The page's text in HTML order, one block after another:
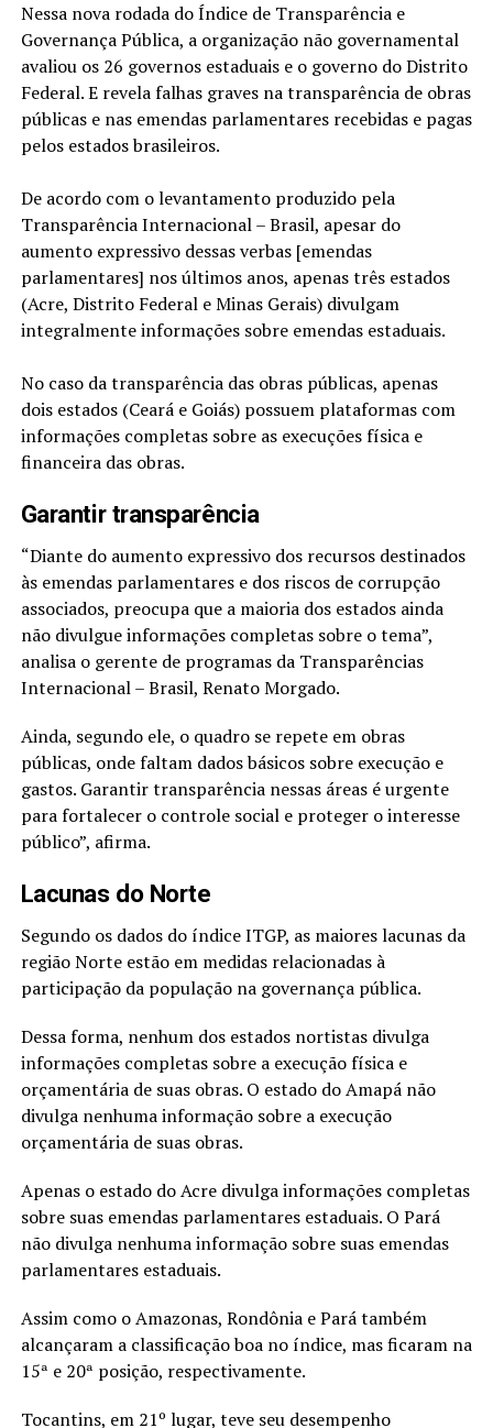
Nessa nova rodada do Índice de Transparência e
Governança Pública, a organização não governamental
avaliou os 26 governos estaduais e o governo do Distrito
Federal. E revela falhas graves na transparência de obras
públicas e nas emendas parlamentares recebidas e pagas
pelos estados brasileiros.
De acordo com o levantamento produzido pela
Transparência Internacional – Brasil, apesar do
aumento expressivo dessas verbas [emendas
parlamentares] nos últimos anos, apenas três estados
(Acre, Distrito Federal e Minas Gerais) divulgam
integralmente informações sobre emendas estaduais.
No caso da transparência das obras públicas, apenas
dois estados (Ceará e Goiás) possuem plataformas com
informações completas sobre as execuções física e
financeira das obras.
Garantir transparência
“Diante do aumento expressivo dos recursos destinados
às emendas parlamentares e dos riscos de corrupção
associados, preocupa que a maioria dos estados ainda
não divulgue informações completas sobre o tema”,
analisa o gerente de programas da Transparências
Internacional – Brasil, Renato Morgado.
Ainda, segundo ele, o quadro se repete em obras
públicas, onde faltam dados básicos sobre execução e
gastos. Garantir transparência nessas áreas é urgente
para fortalecer o controle social e proteger o interesse
público”, afirma.
Lacunas do Norte
Segundo os dados do índice ITGP, as maiores lacunas da
região Norte estão em medidas relacionadas à
participação da população na governança pública.
Dessa forma, nenhum dos estados nortistas divulga
informações completas sobre a execução física e
orçamentária de suas obras. O estado do Amapá não
divulga nenhuma informação sobre a execução
orçamentária de suas obras.
Apenas o estado do Acre divulga informações completas
sobre suas emendas parlamentares estaduais. O Pará
não divulga nenhuma informação sobre suas emendas
parlamentares estaduais.
Assim como o Amazonas, Rondônia e Pará também
alcançaram a classificação boa no índice, mas ficaram na
15ª e 20ª posição, respectivamente.
Tocantins, em 21º lugar, teve seu desempenho